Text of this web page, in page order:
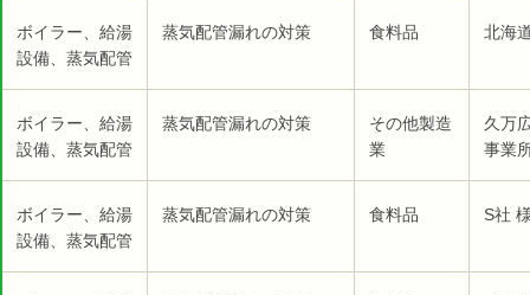
ボイラー、給湯
設備、蒸気配管
蒸気配管漏れの対策 食料品 北海
ボイラー、給湯
設備、蒸気配管
蒸気配管漏れの対策
その他製造
業
久万
事業
ボイラー、給湯
設備、蒸気配管
蒸気配管漏れの対策 食料品 S社